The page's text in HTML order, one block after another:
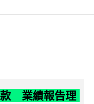
款 業績報告理